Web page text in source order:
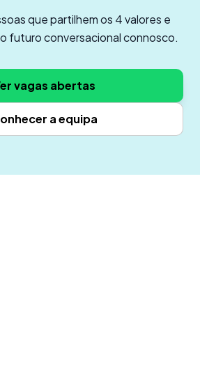
que partilhem os 4 valores e
futuro conversacional connosco.
vagas abertas
a equipa